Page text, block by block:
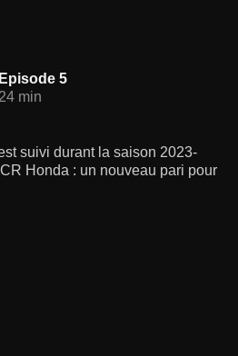
Episode 5
24 min
suivi durant la saison 2023-
Honda : un nouveau pari pour